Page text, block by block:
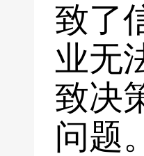
致了
业无
致决
问题